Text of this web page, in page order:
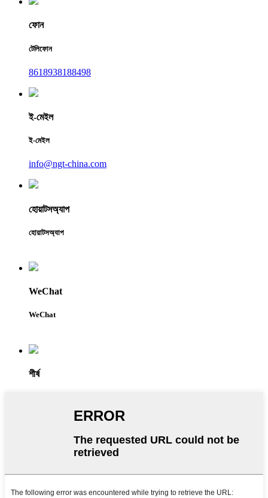
ফোন
টেলিফোন
8618938188498
ই-মেইল
ই-মেইল
info@ngt-china.com
হোয়াটসঅ্যাপ
হোয়াটসঅ্যাপ
WeChat
WeChat
শীর্ষ